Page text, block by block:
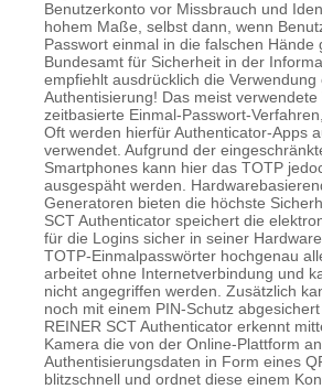
Benutzerkonto vor Missbrauch und
hohem Maße, selbst dann, wenn
Passwort einmal in die falschen Hände
Bundesamt für Sicherheit in der
empfiehlt ausdrücklich die
Authentisierung! Das meist
zeitbasierte Einmal-Passwort-
Oft werden hierfür Authenticator-Apps
verwendet. Aufgrund der
Smartphones kann hier das TOTP
ausgespäht werden.
Generatoren bieten die höchste
SCT Authenticator speichert die
für die Logins sicher in seiner
TOTP-Einmalpasswörter hochgenau
arbeitet ohne Internetverbindung und
nicht angegriffen werden. Zusätzlich
noch mit einem PIN-Schutz
REINER SCT Authenticator erkennt
Kamera die von der Online-Plattform
Authentisierungsdaten in Form eines
blitzschnell und ordnet diese einem